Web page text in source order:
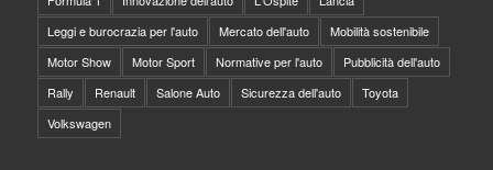
Leggi e burocrazia per l'auto
Mercato dell'auto
Mobilità sostenibile
Motor Show
Motor Sport Normative per l'auto
Pubblicità dell'auto
Rally
Renault Salone Auto Sicurezza dell'auto
Toyota
Volkswagen